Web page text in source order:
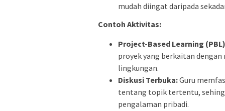
mudah diingat daripada
Contoh Aktivitas:
Project-Based Learning
proyek yang berkaitan
lingkungan.
Diskusi Terbuka:Guru
tentang topik tertentu,
pengalaman pribadi.